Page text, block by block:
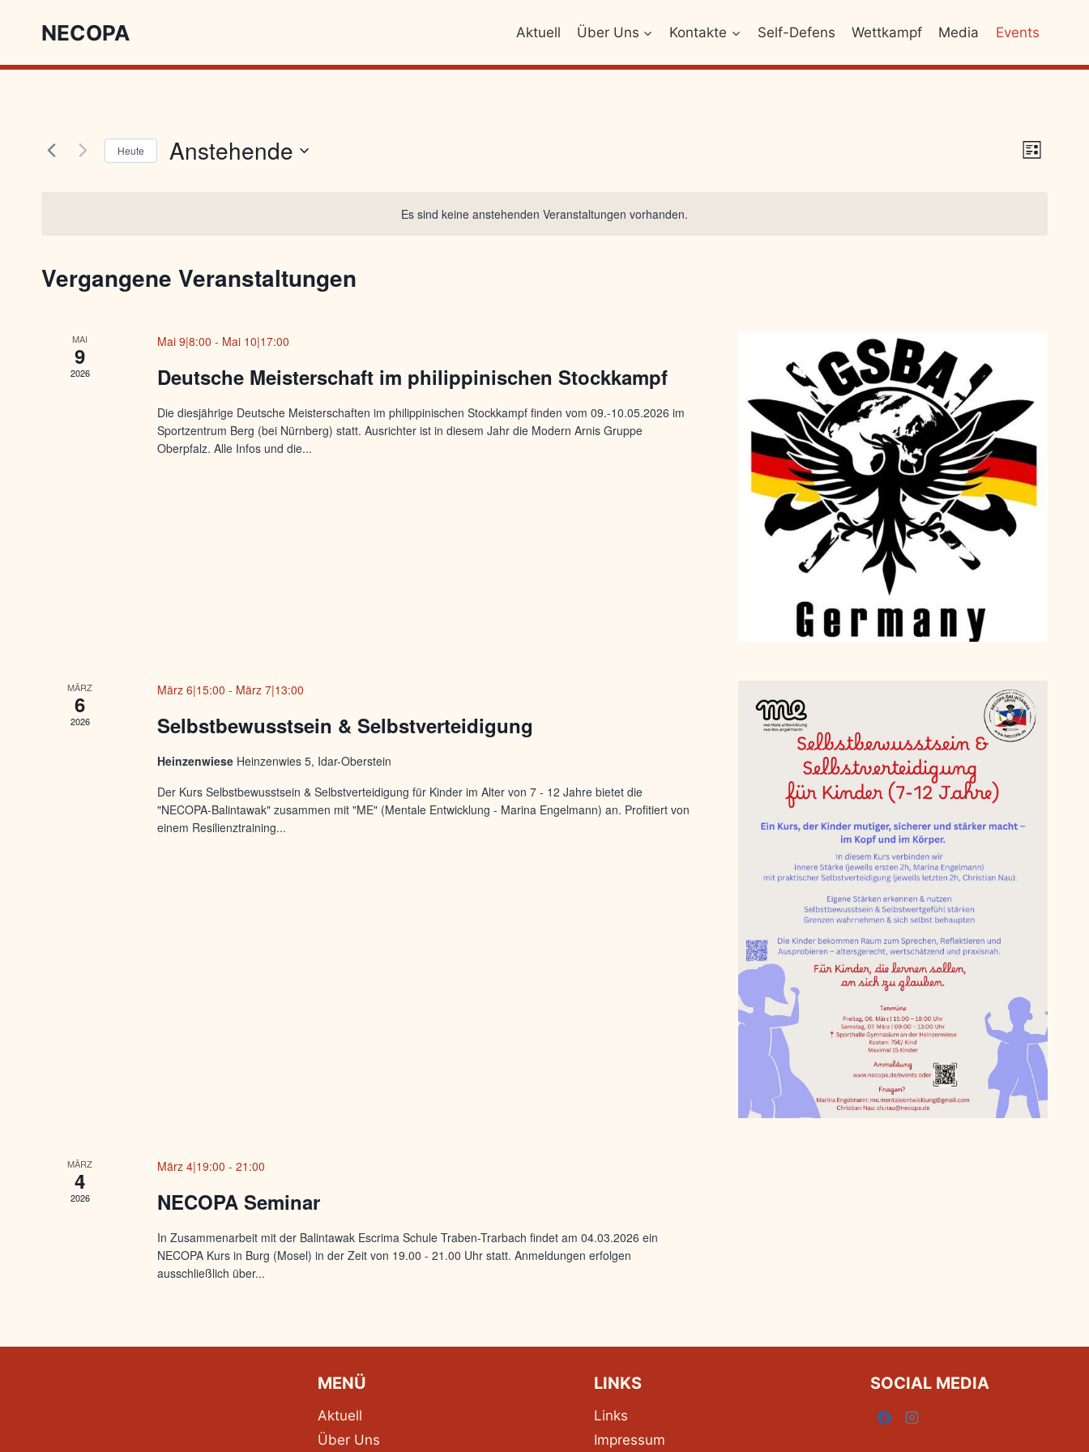
NECOPA Aktuell Über Uns Kontakte Self-Defens Wettkampf Media Events
Es sind keine anstehenden Veranstaltungen vorhanden.
Liste
Heute Anstehende
Vergangene Veranstaltungen
MAI
9
2026
Mai 9|8:00 - Mai 10|17:00
Deutsche Meisterschaft im philippinischen Stockkampf
Die diesjährige Deutsche Meisterschaften im philippinischen Stockkampf finden vom 09.-10.05.2026 im
Sportzentrum Berg (bei Nürnberg) statt. Ausrichter ist in diesem Jahr die Modern Arnis Gruppe
Oberpfalz. Alle Infos und die...
MÄRZ
6
2026
März 6|15:00 - März 7|13:00
Selbstbewusstsein & Selbstverteidigung
Heinzenwiese Heinzenwies 5, Idar-Oberstein
Der Kurs Selbstbewusstsein & Selbstverteidigung für Kinder im Alter von 7 - 12 Jahre bietet die
"NECOPA-Balintawak" zusammen mit "ME" (Mentale Entwicklung - Marina Engelmann) an. Profitiert von
einem Resilienztraining...
MÄRZ
4
2026
März 4|19:00 -21:00
NECOPA Seminar
In Zusammenarbeit mit der Balintawak Escrima Schule Traben-Trarbach findet am 04.03.2026 ein
NECOPA Kurs in Burg (Mosel) in der Zeit von 19.00 - 21.00 Uhr statt. Anmeldungen erfolgen
ausschließlich über...
MENÜ
Aktuell
Über Uns
LINKS
Links
Impressum
SOCIAL MEDIA